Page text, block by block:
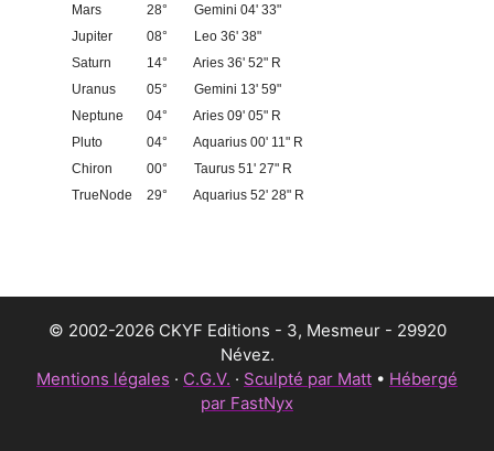
Mars
28°
Gemini 04' 33"
Jupiter
08°
Leo 36' 38"
Saturn
14°
Aries 36' 52" R
Uranus
05°
Gemini 13' 59"
Neptune
04°
Aries 09' 05" R
Pluto
04°
Aquarius 00' 11" R
Chiron
00°
Taurus 51' 27" R
TrueNode
29° Aquarius 52' 28" R
© 2002-2026 CKYF Editions - 3, Mesmeur - 29920
Névez.
Mentions légales · C.G.V. · Sculpté par Matt • Hébergé
par FastNyx
Article ajouté au panier